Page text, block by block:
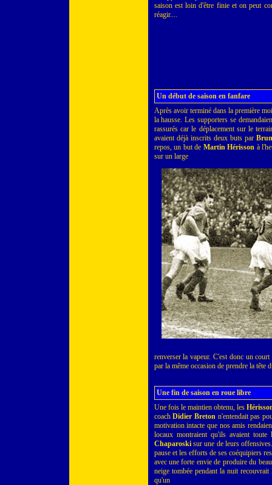
saison est loin d'être finie et on peut
réagir....
Un début de saison en fanfare
Après avoir terminé dans la première
la hausse. Les supporters se
rassurés car le déplacement sur le
avaient déjà inscrits deux buts par
repos, un but de Martin Hérisson à
sur un large
renverser la vapeur. C'est donc un
par la même occasion de prendre la tête
Une fin de saison en roue libre
Une fois le maintien obtenu, les
coachDidier Bretonn'entendait pas
motivation intacte que nos amis
locaux montraient qu'ils avaient
Chaparoskisur une de leurs
pause et les efforts de ses coéquipiers
avec une forte envie de produire du
neige tombée pendant la nuit
qu'un